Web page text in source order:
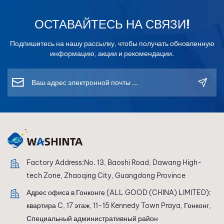
цифровые системы цветокоррекции действительно
меняют ситуацию к лучшему.WISETONE PLUS:
Точность, которой вы можете доверять.WISETONE
PLUS разработан для профессиональных
необходимы стабильные результаты.Основные
преимущества:Более 100 000 цветовых формул для
поддержка бренды электромобилей например, BYD,
новых цветов.Стабильное качество для получения
воспроизводимых результатов.С помощью простого
процесса —Сканируйте. Подбирайте. Распыляйте.—
технические специалисты могут значительно сократить
эффективность.Повысьте эффективность и прибыль
своего магазина.Использование высокоэффективной
системы восстановления покрытия поможет
ОСТАВАЙТЕСЬ НА СВЯЗИ!
Подпишитесь на нашу рассылку, чтобы получать обновленную
информацию, акции и рекомендации.
Factory Address:No. 13, Baoshi Road, Dawang High-
tech Zone, Zhaoqing City, Guangdong Province
Адрес офиса в Гонконге (ALL GOOD (CHINA) LIMITED):
квартира C, 17 этаж, 11-15 Kennedy Town Praya, Гонконг,
Специальный административный район